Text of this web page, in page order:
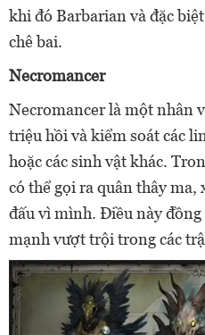
khi đó Barbarian và đặc
chê bai.
Necromancer
Necromancer là một nhân
triệu hồi và kiểm soát các
hoặc các sinh vật khác.
có thể gọi ra quân thây ma,
đấu vì mình. Điều này đồng
mạnh vượt trội trong các